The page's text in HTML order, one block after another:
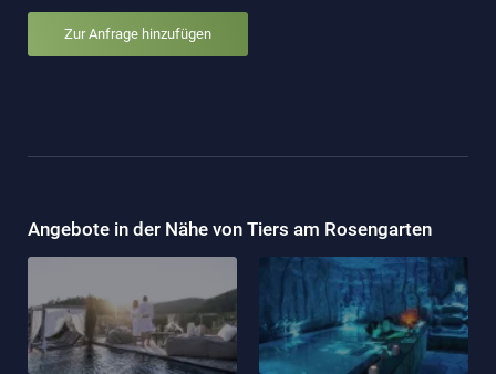
Zur Anfrage hinzufügen
Angebote in der Nähe von Tiers am Rosengarten